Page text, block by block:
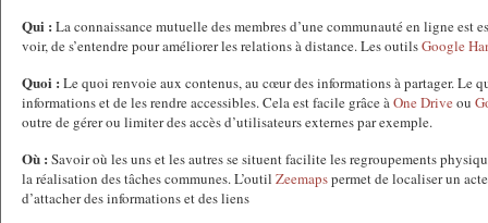
Qui : La connaissance mutuelle des membres d’une communauté en ligne est
voir, de s’entendre pour améliorer les relations à distance. Les outilsGoogle
Quoi : Le quoi renvoie aux contenus, au cœur des informations à partager. Le
informations et de les rendre accessibles. Cela est facile grâce àOne Driveou
outre de gérer ou limiter des accès d’utilisateurs externes par exemple.
Où : Savoir où les uns et les autres se situent facilite les regroupements
la réalisation des tâches communes. L’outil Zeemapspermet de localiser un
d’attacher des informations et des liens